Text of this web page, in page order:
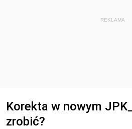
REKLAMA
Korekta w nowym
zrobić?